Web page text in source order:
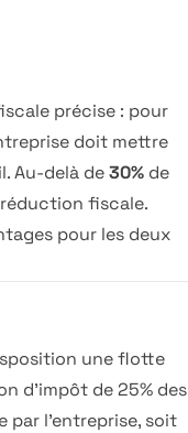
précise : pour
doit mettre
Au-delà de30% de
fiscale.
pour les deux
une flotte
d'impôt de 25% des
par l'entreprise, soit